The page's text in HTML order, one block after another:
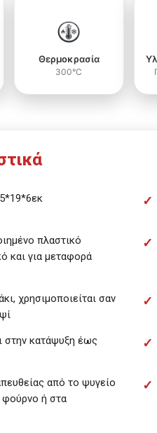
Θερμοκρασία
300°C
πλαστικό
και για μεταφορά
χρησιμοποιείται σαν
στην κατάψυξη έως
από το ψυγείο
φούρνο ή στα